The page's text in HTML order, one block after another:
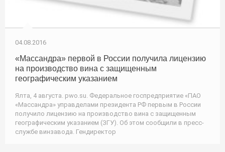
04.08.2016
«Массандра» первой в России получила лицензию
на производство вина с защищенным
географическим указанием
Ялта, 4 августа. pwo.su. Федеральное госпредприятие «ПАО
«Массандра» управделами президента РФ первым в России
получило лицензию на производство вина с защищенным
географическим указанием (ЗГУ). Об этом сообщили в пресс-
службе винзавода. Гендиректор